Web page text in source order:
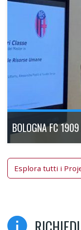
BOLOGNA FC
Executive Master
Esplora tutti i